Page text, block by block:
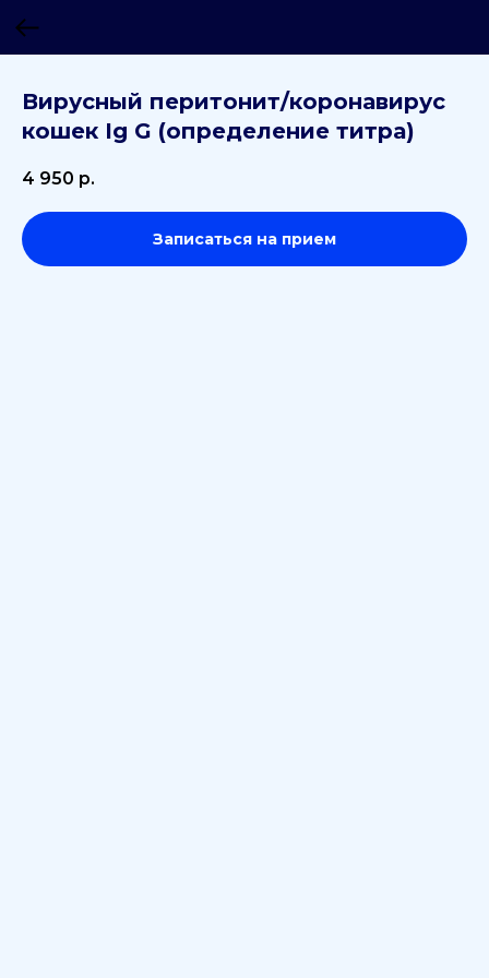
Вирусный перитонит/коронавирус
кошек Ig G (определение титра)
4 950 р.
Записаться на прием